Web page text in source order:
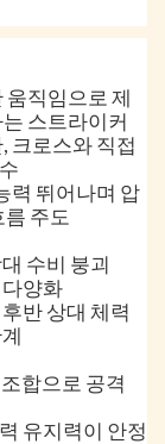
움직임으로 제
스트라이커
크로스와 직접
력 뛰어나며 압
주도
수비 붕괴
양화
반 상대 체력
합으로 공격
유지력이 안정